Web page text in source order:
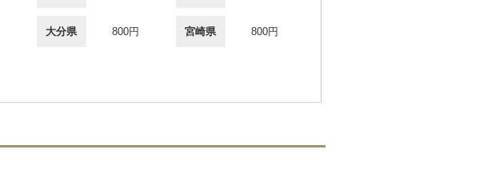
大分県 800円 宮崎県 800円